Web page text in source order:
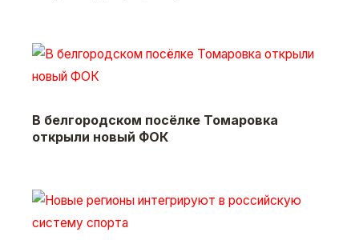
В белгородском посёлке Томаровка
открыли новый ФОК